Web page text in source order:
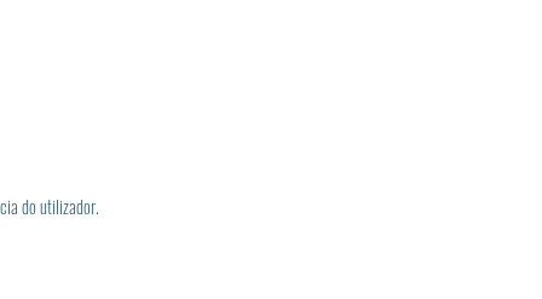
do utilizador.